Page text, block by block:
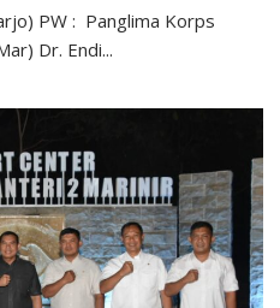
PW : Panglima Korps
Dr. Endi...